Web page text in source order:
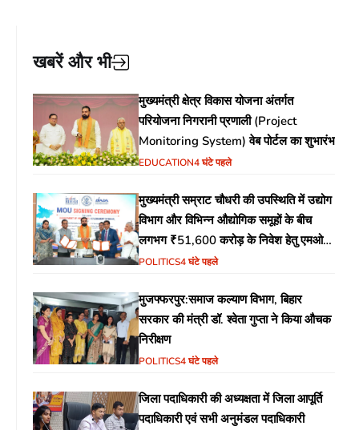
खबरें और भी
मुख्यमंत्री क्षेत्र विकास योजना अंतर्गत
परियोजना निगरानी प्रणाली (Project
Monitoring System) वेब पोर्टल का शुभारंभ
EDUCATION4 घंटे पहले
मुख्यमंत्री सम्राट चौधरी की उपस्थिति में उद्योग
विभाग और विभिन्न औद्योगिक समूहों के बीच
लगभग ₹51,600 करोड़ के निवेश हेतु एमओयू
(MoU) पर हस्ताक्षर
POLITICS4 घंटे पहले
मुजफ्फरपुर:समाज कल्याण विभाग, बिहार
सरकार की मंत्री डॉ. श्वेता गुप्ता ने किया औचक
निरीक्षण
POLITICS4 घंटे पहले
जिला पदाधिकारी की अध्यक्षता में जिला आपूर्ति
पदाधिकारी एवं सभी अनुमंडल पदाधिकारी